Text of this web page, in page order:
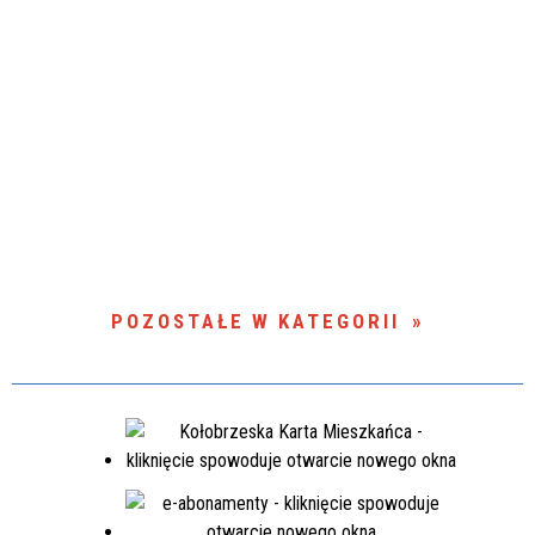
POZOSTAŁE W KATEGORII